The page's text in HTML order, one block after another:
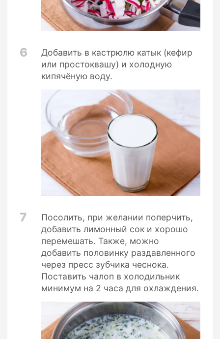
6
Добавить в кастрюлю катык (кефир
или простоквашу) и холодную
кипячёную воду.
7
Посолить, при желании поперчить,
добавить лимонный сок и хорошо
перемешать. Также, можно
добавить половинку раздавленного
через пресс зубчика чеснока.
Поставить чалоп в холодильник
минимум на 2 часа для охлаждения.